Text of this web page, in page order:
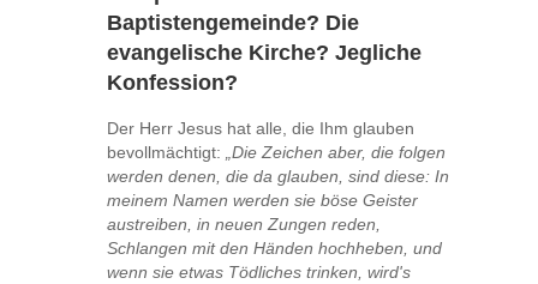
Baptistengemeinde? Die
evangelische Kirche? Jegliche
Konfession?
Der Herr Jesus hat alle, die Ihm glauben
bevollmächtigt: „Die Zeichen aber, die folgen
werden denen, die da glauben, sind diese: In
meinem Namen werden sie böse Geister
austreiben, in neuen Zungen reden,
Schlangen mit den Händen hochheben, und
wenn sie etwas Tödliches trinken, wird's